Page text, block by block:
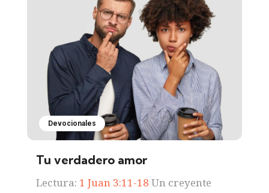
Devocionales
Tu verdadero amor
Lectura: 1 Juan 3:11-18 Un creyente